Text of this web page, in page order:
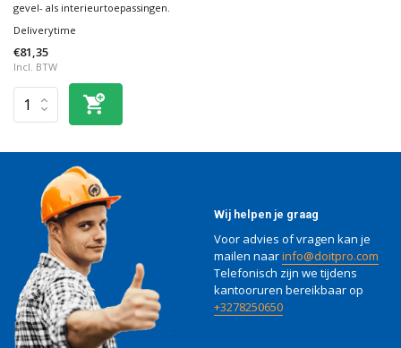
gevel- als interieurtoepassingen.
Deliverytime
€81,35
Incl. BTW
Wij helpen je graag
Voor advies of vragen kan je
mailen naarinfo@doitpro.com
Telefonisch zijn we tijdens
kantooruren bereikbaar op
+3278250650